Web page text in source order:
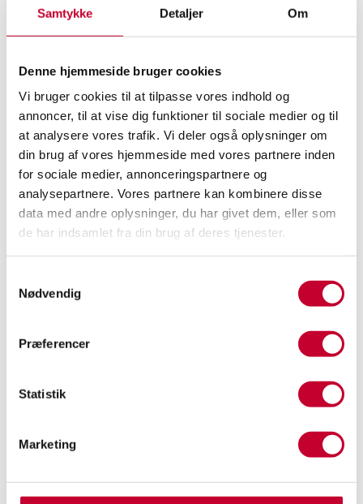
Samtykke Detaljer Om
Denne hjemmeside bruger cookies
Vi bruger cookies til at tilpasse vores indhold og
annoncer, til at vise dig funktioner til sociale medier og til
at analysere vores trafik. Vi deler også oplysninger om
din brug af vores hjemmeside med vores partnere inden
for sociale medier, annonceringspartnere og
analysepartnere. Vores partnere kan kombinere disse
data med andre oplysninger, du har givet dem, eller som
de har indsamlet fra din brug af deres tjenester.
Nødvendig
Præferencer
Statistik
Marketing
Alder og kilometerstand
75.800 2020
Første reg. år
2020
Første reg. måned
1
15
1.
indregistreringsda
to
15/1/2020
Sidst synet
Marts 2026
9,5s
Maksimal moment
115hk 1,0l